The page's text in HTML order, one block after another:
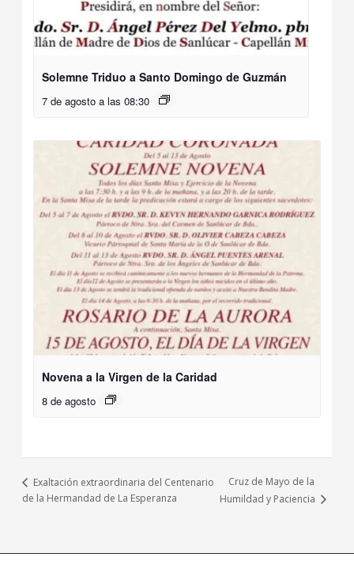
Solemne Triduo a Santo Domingo de Guzmán
7 de agosto a las 08:30
Novena a la Virgen de la Caridad
8 de agosto
Exaltación extraordinaria del Centenario
de la Hermandad de La Esperanza
Cruz de Mayo de la
Humildad y Paciencia